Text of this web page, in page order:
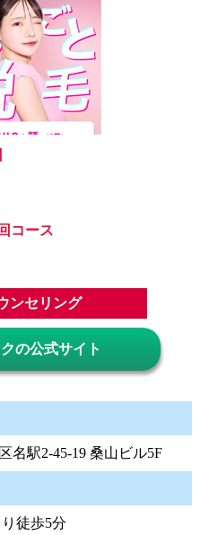
コース
ンセリング
の公式サイト
名駅2-45-19 桑山ビル5F
徒歩5分